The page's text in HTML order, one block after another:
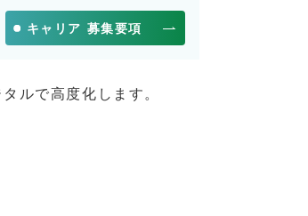
キャリア 募集要項
ルで高度化します。